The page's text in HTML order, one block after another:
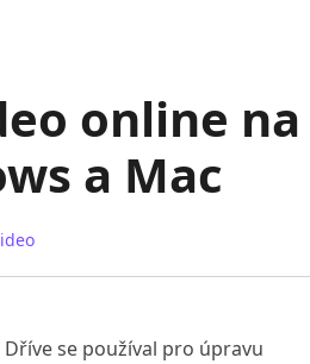
online na
a Mac
se používal pro úpravu